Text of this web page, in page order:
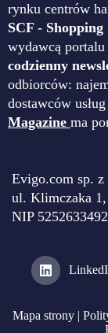
rynku centrów
SCF -
wydawcą
codzienny
odbiorców:
dostawców
Magazine ma
Evigo.com sp. z
ul. Klimczaka 1,
NIP 5252633492
Mapa strony |